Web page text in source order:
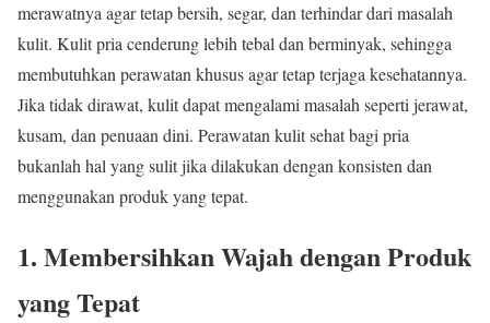
merawatnya agar tetap bersih, segar, dan terhindar dari masalah
kulit. Kulit pria cenderung lebih tebal dan berminyak, sehingga
membutuhkan perawatan khusus agar tetap terjaga kesehatannya.
Jika tidak dirawat, kulit dapat mengalami masalah seperti jerawat,
kusam, dan penuaan dini. Perawatan kulit sehat bagi pria
bukanlah hal yang sulit jika dilakukan dengan konsisten dan
menggunakan produk yang tepat.
1. Membersihkan Wajah dengan Produk
yang Tepat